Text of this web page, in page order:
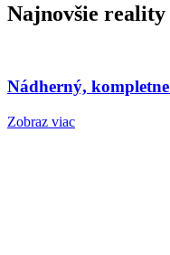
Najnovšie reality
Nádherný,
Zobraz viac